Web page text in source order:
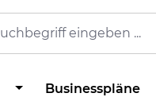
Businesspläne